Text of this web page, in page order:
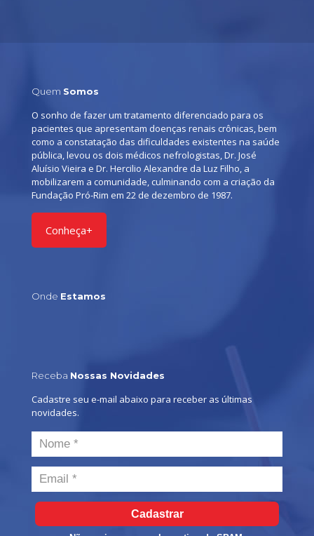
Quem Somos
O sonho de fazer um tratamento diferenciado para os
pacientes que apresentam doenças renais crônicas, bem
como a constatação das dificuldades existentes na saúde
pública, levou os dois médicos nefrologistas, Dr. José
Aluísio Vieira e Dr. Hercilio Alexandre da Luz Filho, a
mobilizarem a comunidade, culminando com a criação da
Fundação Pró-Rim em 22 de dezembro de 1987.
Conheça+
Onde Estamos
Receba Nossas Novidades
Cadastre seu e-mail abaixo para receber as últimas
novidades.
Cadastrar